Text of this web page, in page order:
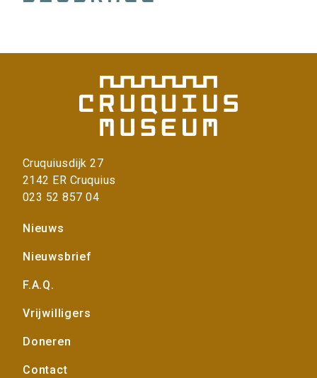
Cruquiusdijk 27
2142 ER Cruquius
023 52 857 04
Voet
Nieuws
Nieuwsbrief
F.A.Q.
Vrijwilligers
Doneren
Contact